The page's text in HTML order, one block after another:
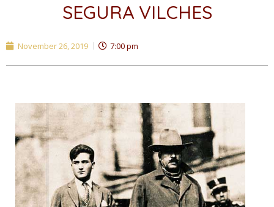
SEGURA VILCHES
November 26, 2019 7:00 pm